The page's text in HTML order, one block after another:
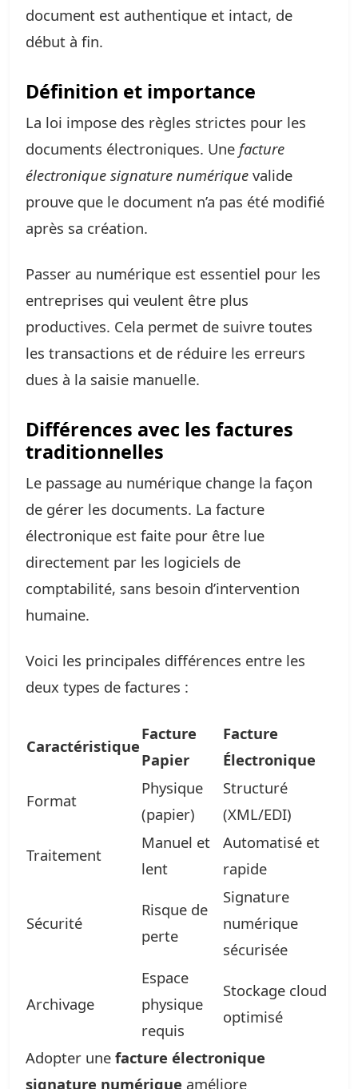
document est authentique et intact, de
début à fin.
Définition et importance
La loi impose des règles strictes pour les
documents électroniques. Une facture
électronique signature numérique valide
prouve que le document n’a pas été modifié
après sa création.
Passer au numérique est essentiel pour les
entreprises qui veulent être plus
productives. Cela permet de suivre toutes
les transactions et de réduire les erreurs
dues à la saisie manuelle.
Différences avec les factures
traditionnelles
Le passage au numérique change la façon
de gérer les documents. La facture
électronique est faite pour être lue
directement par les logiciels de
comptabilité, sans besoin d’intervention
humaine.
Voici les principales différences entre les
deux types de factures :
Caractéristique
Facture
Papier
Facture
Électronique
Format
Physique
(papier)
Structuré
(XML/EDI)
Traitement
Manuel et
lent
Automatisé et
rapide
Sécurité
Risque de
perte
Signature
numérique
sécurisée
Archivage
Espace
physique
requis
Stockage cloud
optimisé
Adopter une facture électronique
signature numérique améliore